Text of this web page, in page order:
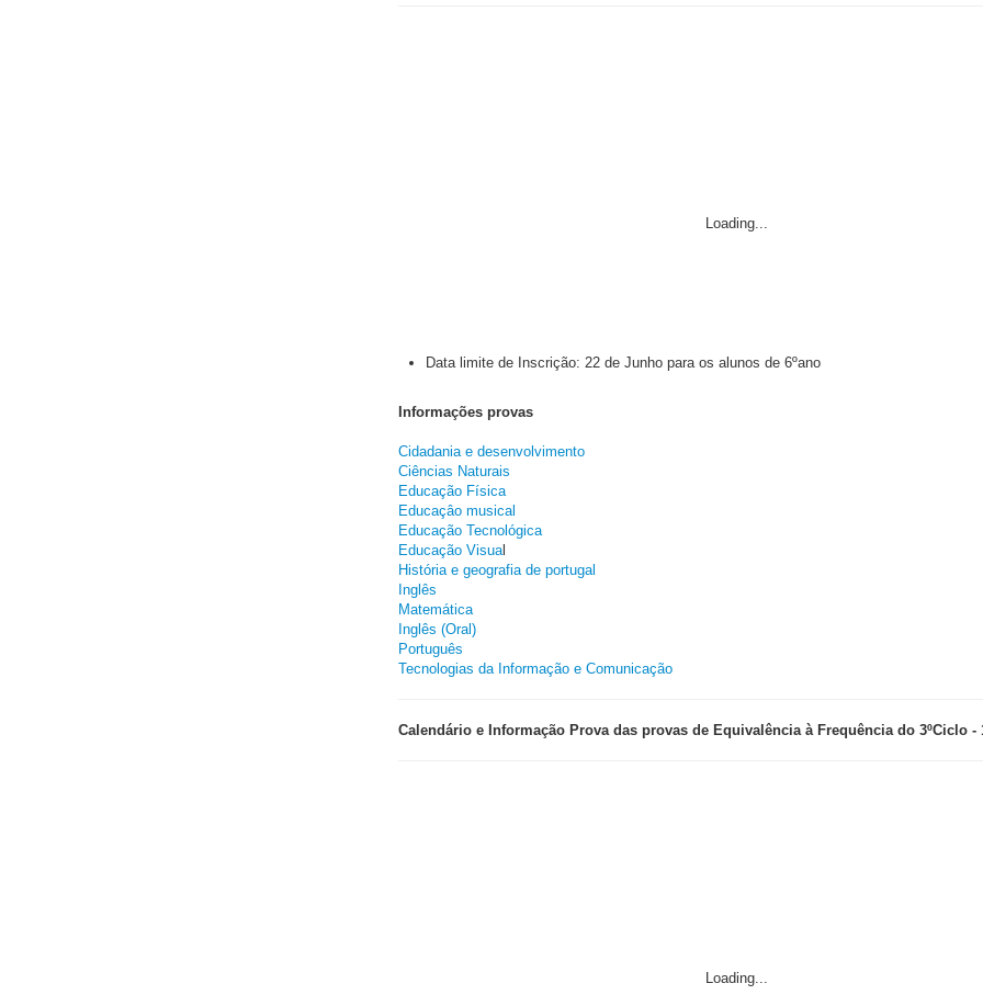
Loading...
Data limite de Inscrição: 22 de Junho para os alunos de 6ºano
Informações provas
Cidadania e desenvolvimento
Ciências Naturais
Educação Física
Educaçâo musical
Educação Tecnológica
Educação Visual
História e geografia de portugal
Inglês
Matemática
Inglês (Oral)
Português
Tecnologias da Informação e Comunicação
Calendário e Informação Prova das provas de Equivalência à Frequência do 3ºCiclo -
Loading...